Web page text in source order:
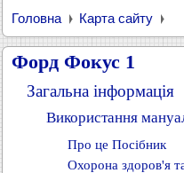
Головна Карта сайту
Форд Фокус 1
Загальна інформація
Використання
Про це Посібник
Охорона здоров'я